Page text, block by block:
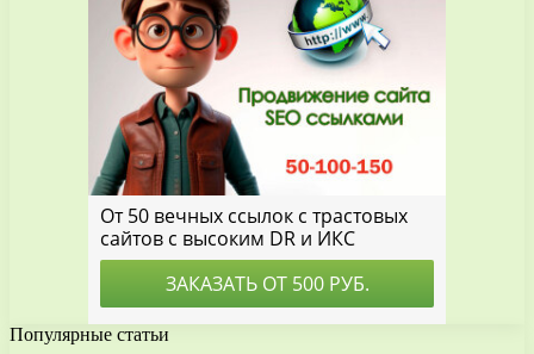
Популярные статьи